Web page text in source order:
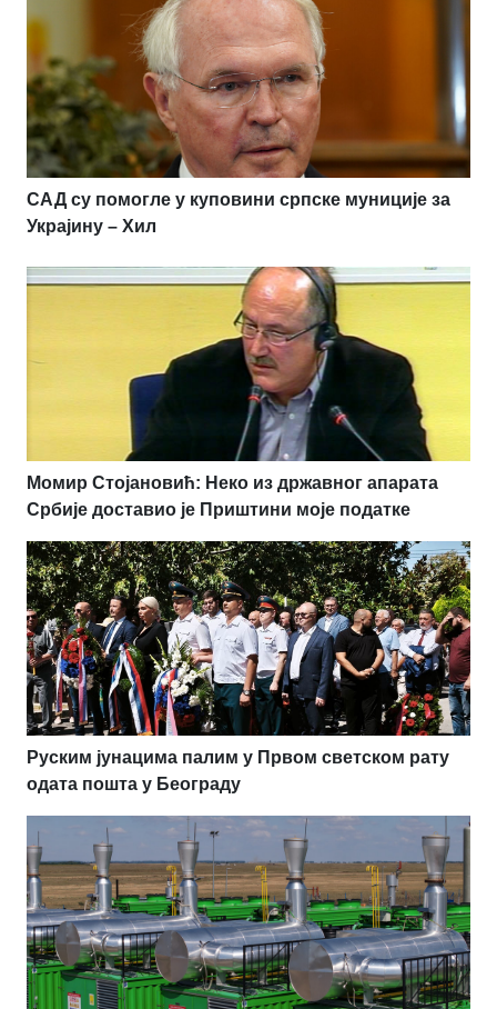
САД су помогле у куповини српске муниције за
Украјину – Хил
Момир Стојановић: Неко из државног апарата
Србије доставио је Приштини моје податке
Руским јунацима палим у Првом светском рату
одата пошта у Београду